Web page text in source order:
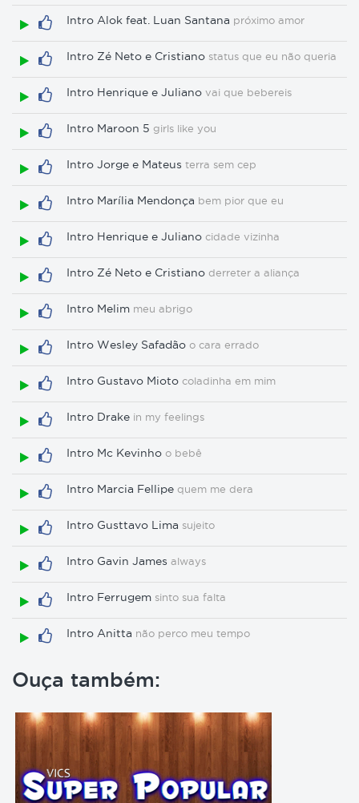
Intro Alok feat. Luan Santana próximo amor
Intro Zé Neto e Cristiano status que eu não queria
Intro Henrique e Juliano vai que bebereis
Intro Maroon 5 girls like you
Intro Jorge e Mateus terra sem cep
Intro Marília Mendonça bem pior que eu
Intro Henrique e Juliano cidade vizinha
Intro Zé Neto e Cristiano derreter a aliança
Intro Melim meu abrigo
Intro Wesley Safadão o cara errado
Intro Gustavo Mioto coladinha em mim
Intro Drake in my feelings
Intro Mc Kevinho o bebê
Intro Marcia Fellipe quem me dera
Intro Gusttavo Lima sujeito
Intro Gavin James always
Intro Ferrugem sinto sua falta
Intro Anitta não perco meu tempo
Ouça também: